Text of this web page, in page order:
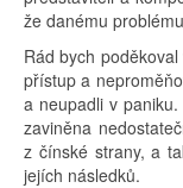
že danému
Rád bych
přístup a
a neupadli v
zaviněna
z čínské strany, a
jejích následků.